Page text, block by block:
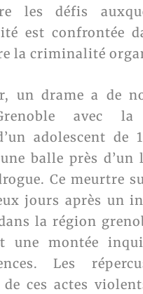
les défis
est confrontée
la criminalité
un drame a de
avec
adolescent de
balle près d’un
Ce meurtre
jours après un
la région
une montée
Les
de ces actes